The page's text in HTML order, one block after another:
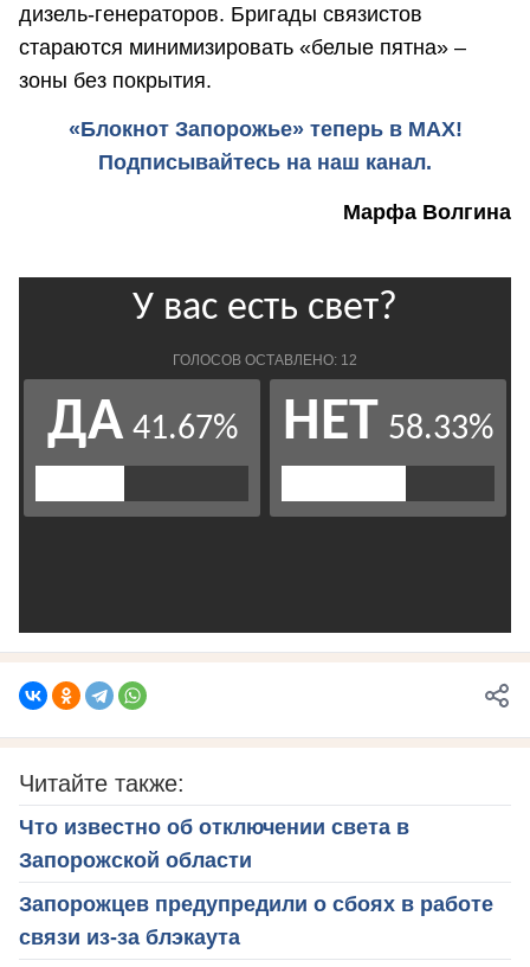
дизель-генераторов. Бригады связистов
стараются минимизировать «белые пятна» –
зоны без покрытия.
«Блокнот Запорожье» теперь в MAX!
Подписывайтесь на наш канал.
Марфа Волгина
Читайте также:
Что известно об отключении света в
Запорожской области
Запорожцев предупредили о сбоях в работе
связи из-за блэкаута